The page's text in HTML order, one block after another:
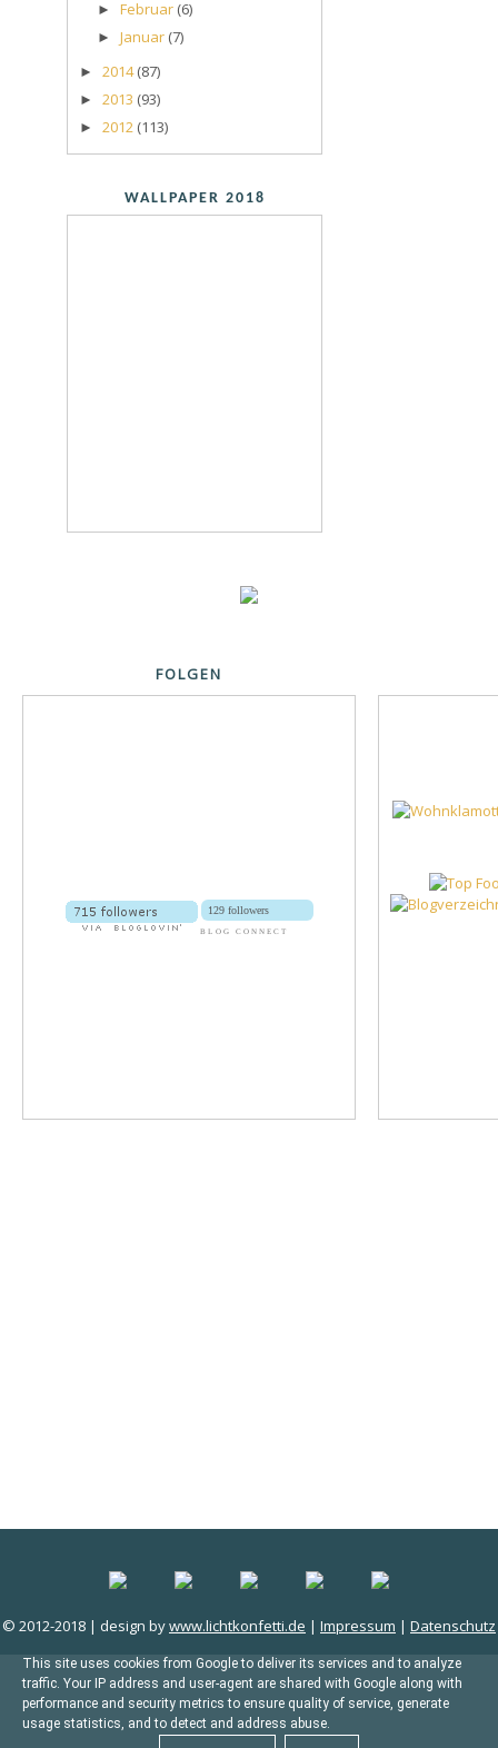
► Februar (6)
► Januar (7)
► 2014(87)
► 2013 (93)
► 2012 (113)
WALLPAPER 2018
FOLGEN
129 followers
BLOG CONNECT
© 2012-2018 | design bywww.lichtkonfetti.de | Impressum | Datenschutz
This site uses cookies from Google to deliver its services and to analyze
traffic. Your IP address and user-agent are shared with Google along with
performance and security metrics to ensure quality of service, generate
usage statistics, and to detect and address abuse.